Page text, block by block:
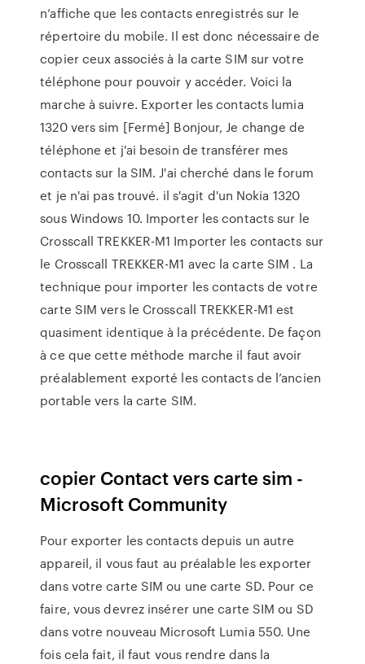
n’affiche que les contacts enregistrés sur le
répertoire du mobile. Il est donc nécessaire de
copier ceux associés à la carte SIM sur votre
téléphone pour pouvoir y accéder. Voici la
marche à suivre. Exporter les contacts lumia
1320 vers sim [Fermé] Bonjour, Je change de
téléphone et j'ai besoin de transférer mes
contacts sur la SIM. J'ai cherché dans le forum
et je n'ai pas trouvé. il s'agit d'un Nokia 1320
sous Windows 10. Importer les contacts sur le
Crosscall TREKKER-M1 Importer les contacts sur
le Crosscall TREKKER-M1 avec la carte SIM . La
technique pour importer les contacts de votre
carte SIM vers le Crosscall TREKKER-M1 est
quasiment identique à la précédente. De façon
à ce que cette méthode marche il faut avoir
préalablement exporté les contacts de l’ancien
portable vers la carte SIM.
copier Contact vers carte sim -
Microsoft Community
Pour exporter les contacts depuis un autre
appareil, il vous faut au préalable les exporter
dans votre carte SIM ou une carte SD. Pour ce
faire, vous devrez insérer une carte SIM ou SD
dans votre nouveau Microsoft Lumia 550. Une
fois cela fait, il faut vous rendre dans la